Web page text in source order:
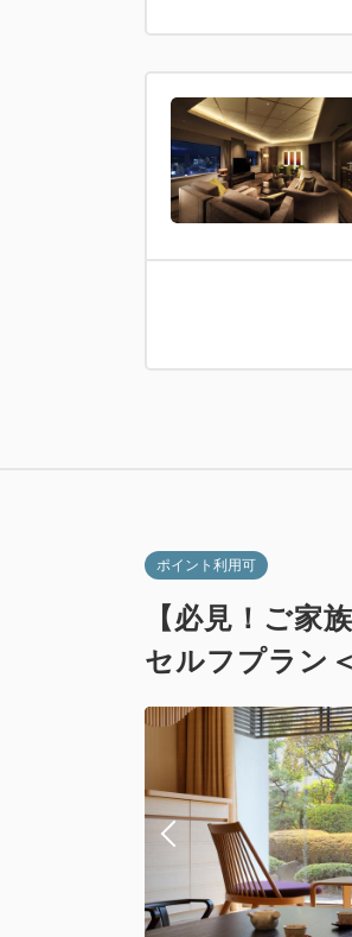
ポイント利用可
【必見！ご家
セルフプラン